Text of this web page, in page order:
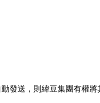
動發送，則緯豆集團有權